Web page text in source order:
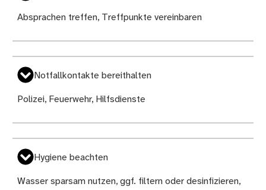
Absprachen treffen, Treffpunkte vereinbaren
Notfallkontakte bereithalten
Polizei, Feuerwehr, Hilfsdienste
Hygiene beachten
Wasser sparsam nutzen, ggf. filtern oder desinfizieren,